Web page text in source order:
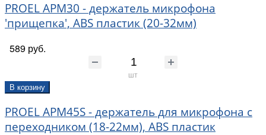
PROEL APM30 - держатель микрофона
'прищепка', ABS пластик (20-32мм)
589 руб.
шт
В корзину
PROEL APM45S - держатель для микрофона с
переходником (18-22мм), ABS пластик